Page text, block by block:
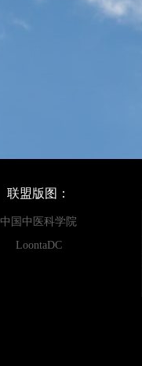
联盟版图：
中国中医科学院
LoontaDC